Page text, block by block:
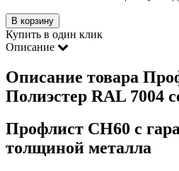
В корзину
Купить в один клик
Описание
Описание товара
Полиэстер RAL 7004
Профлист СН60 с
толщиной металла